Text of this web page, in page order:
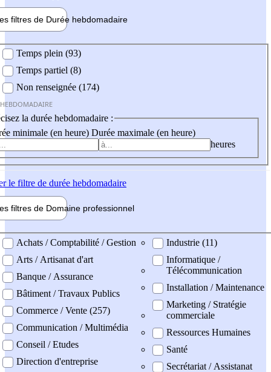
filtres de Durée hebdomadaire
Temps plein (93)
Temps partiel (8)
Non renseignée (174)
la durée hebdomadaire :
minimale (en heure) Durée maximale (en heure)
heures
le filtre de durée hebdomadaire
filtres de Domaine professionnel
professionel
Achats / Comptabilité / Gestion
Arts / Artisanat d'art
Banque / Assurance
Bâtiment / Travaux Publics
Commerce / Vente (257)
Communication / Multimédia
Conseil / Etudes
Direction d'entreprise
Industrie (11)
Informatique /
Télécommunication
Installation / Maintenance
Marketing / Stratégie
commerciale
Ressources Humaines
Santé
Secrétariat / Assistanat